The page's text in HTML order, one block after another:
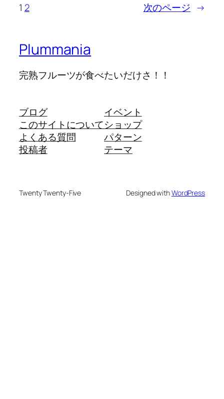
1 2 次のページ →
Plummania
完熟フルーツが食べたいだけさ！！
ブログ
このサイトについて
よくある質問
投稿者
イベント
ショップ
パターン
テーマ
Twenty Twenty-Five Designed withWordPress